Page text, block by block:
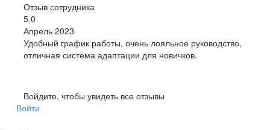
Отзыв сотрудника
5,0
Апрель 2023
Удобный график работы, очень лояльное руководство,
отличная система адаптации для новичков.
Войдите, чтобы увидеть все отзывы
Войти